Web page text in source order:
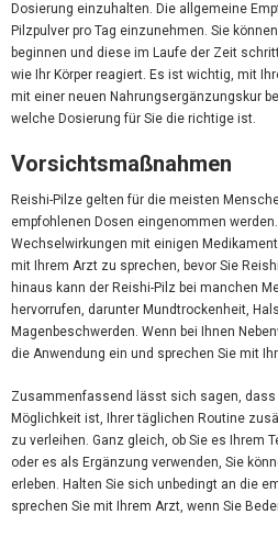
Dosierung einzuhalten. Die allgemeine
Pilzpulver pro Tag einzunehmen. Sie
beginnen und diese im Laufe der Zeit
wie Ihr Körper reagiert. Es ist wichtig, mit
mit einer neuen Nahrungsergänzungskur
welche Dosierung für Sie die richtige ist.
Vorsichtsmaßnahmen
Reishi-Pilze gelten für die meisten
empfohlenen Dosen eingenommen
Wechselwirkungen mit einigen
mit Ihrem Arzt zu sprechen, bevor Sie
hinaus kann der Reishi-Pilz bei manchen
hervorrufen, darunter Mundtrockenheit,
Magenbeschwerden. Wenn bei Ihnen
die Anwendung ein und sprechen Sie mit
Zusammenfassend lässt sich sagen, dass
Möglichkeit ist, Ihrer täglichen Routine
zu verleihen. Ganz gleich, ob Sie es Ihrem
oder es als Ergänzung verwenden, Sie
erleben. Halten Sie sich unbedingt an die
sprechen Sie mit Ihrem Arzt, wenn Sie